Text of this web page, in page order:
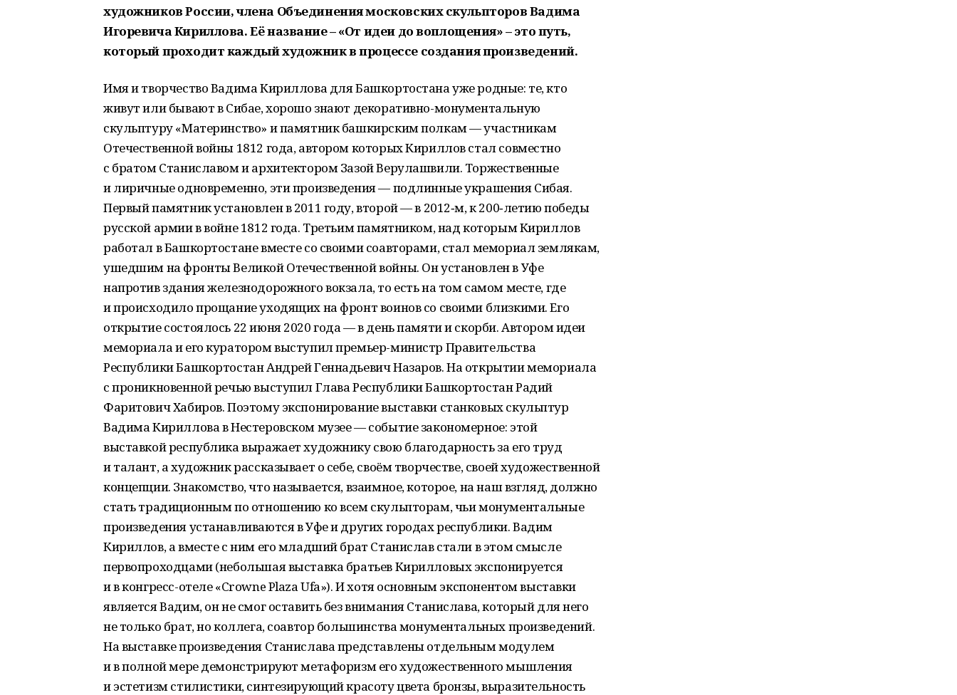
художников России, члена Объединения московских скульпторов Вадима
Игоревича Кириллова. Её название – «От идеи до воплощения» – это путь,
который проходит каждый художник в процессе создания произведений.
Имя и творчество Вадима Кириллова для Башкортостана уже родные: те, кто
живут или бывают в Сибае, хорошо знают декоративно-монументальную
скульптуру «Материнство» и памятник башкирским полкам — участникам
Отечественной войны 1812 года, автором которых Кириллов стал совместно
с братом Станиславом и архитектором Зазой Верулашвили. Торжественные
и лиричные одновременно, эти произведения — подлинные украшения Сибая.
Первый памятник установлен в 2011 году, второй — в 2012‑м, к 200‑летию победы
русской армии в войне 1812 года. Третьим памятником, над которым Кириллов
работал в Башкортостане вместе со своими соавторами, стал мемориал землякам,
ушедшим на фронты Великой Отечественной войны. Он установлен в Уфе
напротив здания железнодорожного вокзала, то есть на том самом месте, где
и происходило прощание уходящих на фронт воинов со своими близкими. Его
открытие состоялось 22 июня 2020 года — в день памяти и скорби. Автором идеи
мемориала и его куратором выступил премьер-министр Правительства
Республики Башкортостан Андрей Геннадьевич Назаров. На открытии мемориала
с проникновенной речью выступил Глава Респуб­лики Башкортостан Радий
Фаритович Хабиров. Поэтому экспонирование выставки станковых скульптур
Вадима Кириллова в Нестеровском музее — событие закономерное: этой
выставкой рес­публика выражает художнику свою благодарность за его труд
и талант, а художник рассказывает о себе, своём творчестве, своей художественной
концепции. Знакомство, что называется, взаимное, которое, на наш взгляд, должно
стать традиционным по отношению ко всем скульпторам, чьи монументальные
произведения устанавливаются в Уфе и других городах республики. Вадим
Кириллов, а вместе с ним его младший брат Станислав стали в этом смысле
первопроходцами (небольшая выставка братьев Кирилловых экспонируется
и в конгресс-отеле «Crowne Plaza Ufa»). И хотя основным экспонентом выставки
является Вадим, он не смог оставить без внимания Станислава, который для него
не только брат, но коллега, соавтор большинства монументальных произведений.
На выставке произведения Станислава представлены отдельным модулем
и в полной мере демонстрируют метафоризм его художественного мышления
и эстетизм стилистики, синтезирующий красоту цвета бронзы, выразительность